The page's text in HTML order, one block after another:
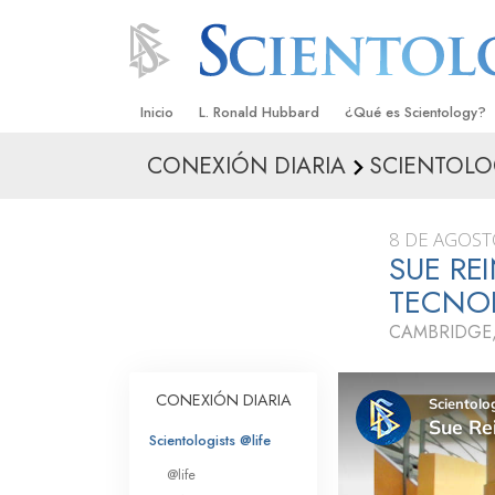
Inicio L. Ronald Hubbard ¿Qué es Scientology?
Creencias y Prácticas
Qué dicen los
Scientology
Conoce a un
Los Principios Básicos
Una Introducción a
CONEXIÓN DIARIA
8 DE
SUE
CONEXIÓN DIARIA
Scientologists @life
@life